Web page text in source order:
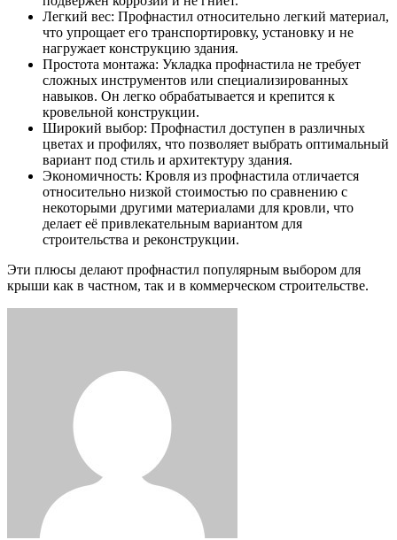
Легкий вес: Профнастил относительно легкий материал,
что упрощает его транспортировку, установку и не
нагружает конструкцию здания.
Простота монтажа: Укладка профнастила не требует
сложных инструментов или специализированных
навыков. Он легко обрабатывается и крепится к
кровельной конструкции.
Широкий выбор: Профнастил доступен в различных
цветах и профилях, что позволяет выбрать оптимальный
вариант под стиль и архитектуру здания.
Экономичность: Кровля из профнастила отличается
относительно низкой стоимостью по сравнению с
некоторыми другими материалами для кровли, что
делает её привлекательным вариантом для
строительства и реконструкции.
Эти плюсы делают профнастил популярным выбором для
крыши как в частном, так и в коммерческом строительстве.